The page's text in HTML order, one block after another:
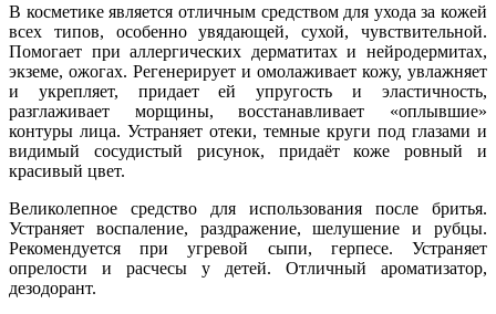
В косметике является отличным средством для ухода за кожей
всех типов, особенно увядающей, сухой, чувствительной.
Помогает при аллергических дерматитах и нейродермитах,
экземе, ожогах. Регенерирует и омолаживает кожу, увлажняет
и укрепляет, придает ей упругость и эластичность,
разглаживает морщины, восстанавливает «оплывшие»
контуры лица. Устраняет отеки, темные круги под глазами и
видимый сосудистый рисунок, придаёт коже ровный и
красивый цвет.
Великолепное средство для использования после бритья.
Устраняет воспаление, раздражение, шелушение и рубцы.
Рекомендуется при угревой сыпи, герпесе. Устраняет
опрелости и расчесы у детей. Отличный ароматизатор,
дезодорант.